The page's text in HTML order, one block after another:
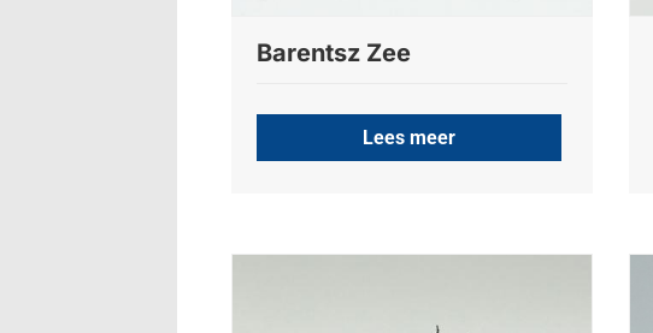
Barentsz Zee
Lees meer